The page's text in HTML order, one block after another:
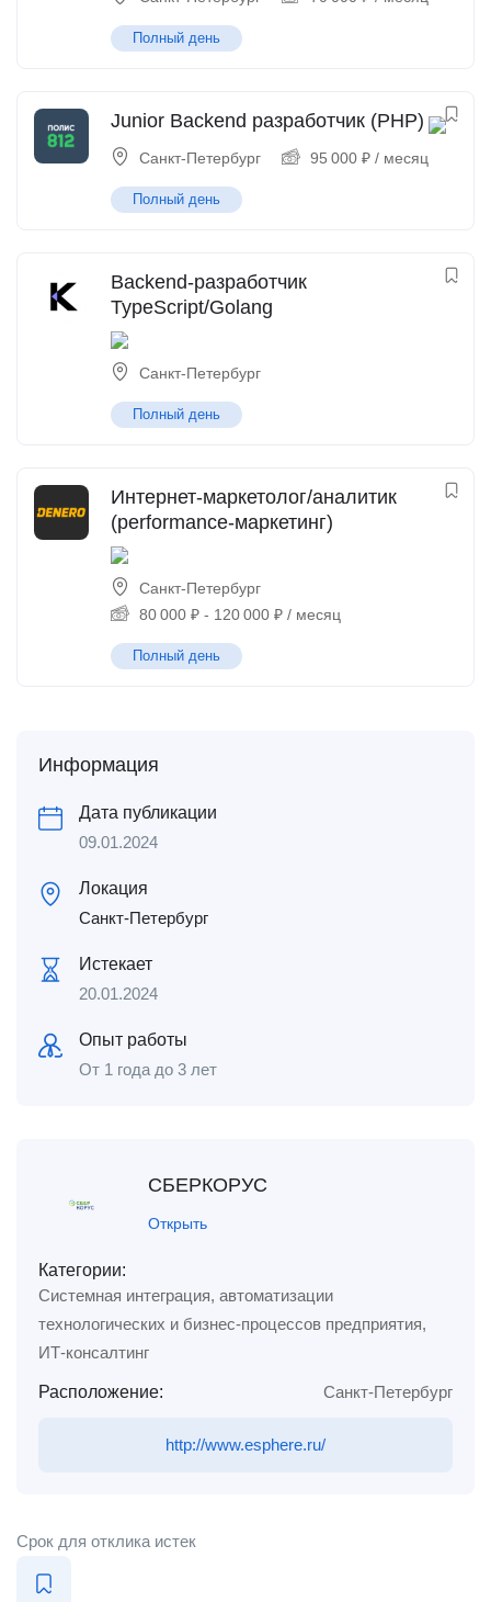
Полный день
Junior Backend разработчик (PHP)
Санкт-Петербург 95 000 ₽ / месяц
Полный день
Backend-разработчик
TypeScript/Golang
Санкт-Петербург
Полный день
Интернет-маркетолог/аналитик
(performance-маркетинг)
Санкт-Петербург
80 000 ₽ - 120 000 ₽ / месяц
Полный день
Информация
Дата публикации
09.01.2024
Локация
Санкт-Петербург
Истекает
20.01.2024
Опыт работы
От 1 года до 3 лет
СБЕРКОРУС
Открыть
Категории:
Системная интеграция, автоматизации
технологических и бизнес-процессов предприятия,
ИТ-консалтинг
Расположение: Санкт-Петербург
http://www.esphere.ru/
Срок для отклика истек